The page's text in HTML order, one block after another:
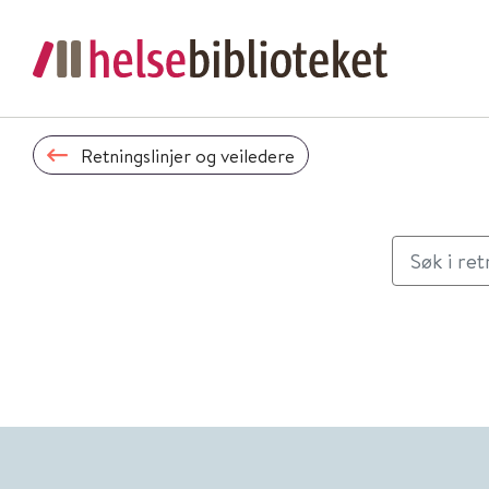
Retningslinjer og veiledere